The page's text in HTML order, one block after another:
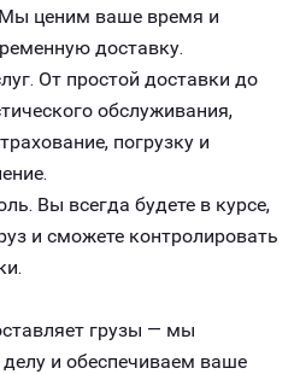
ценим ваше время и
доставку.
От простой доставки до
обслуживания,
погрузку и
Вы всегда будете в курсе,
и сможете контролировать
грузы — мы
и обеспечиваем ваше